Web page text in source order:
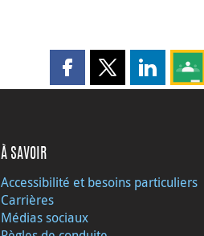
Partager cette page sur
Partager cette
Partager
À SAVOIR
Accessibilité et besoins particuliers
Carrières
Médias sociaux